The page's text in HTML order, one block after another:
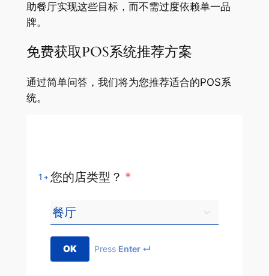
助餐厅实现这些目标，而不需过度依赖单一品
牌。
免费获取POS系统推荐方案
通过简单问答，我们将为您推荐适合的POS系
统。
1 您的店类型？ *
OK Press Enter ↵